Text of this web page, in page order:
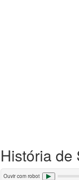
História de
Ouvir com robot